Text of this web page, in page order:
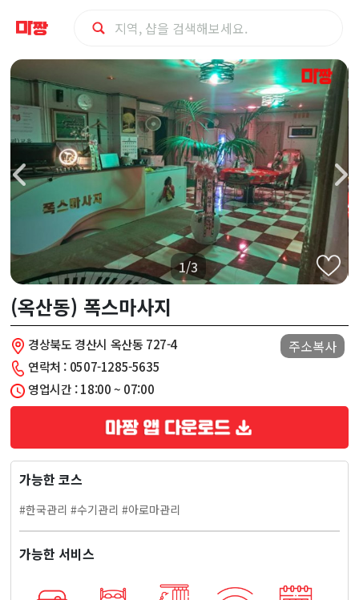
경
산
시
(옥
동)
폭
스
마
사
지
마
사
지
1/3
(옥산동) 폭스마사지
경상북도 경산시 옥산동 727-4 주소복사
연락처 : 0507-1285-5635
영업시간 : 18:00 ~ 07:00
가능한 코스
#한국관리 #수기관리 #아로마관리
가능한 서비스